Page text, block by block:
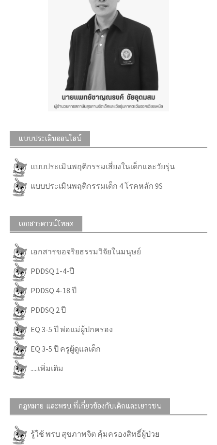
แบบประเมินออนไลน์
แบบประเมินพฤติกรรมเสี่ยงในเด็กและวัยรุ่น
แบบประเมินพฤติกรรมเด็ก 4 โรคหลัก 9S
เอกสารดาวน์โหลด
เอกสารขอจริยธรรมวิจัยในมนุษย์
PDDSQ 1-4-ปี
PDDSQ 4-18 ปี
PDDSQ 2 ปี
EQ 3-5 ปี พ่อแม่ผู้ปกครอง
EQ 3-5 ปี ครูผู้ดูแลเด็ก
.....เพิ่มเติม
กฎหมาย และพรบ.ที่เกี่ยวข้องกับเด็กและเยาวชน
รู้ใช้ พรบ สุขภาพจิต คุ้มครองสิทธิ์ผู้ป่วย